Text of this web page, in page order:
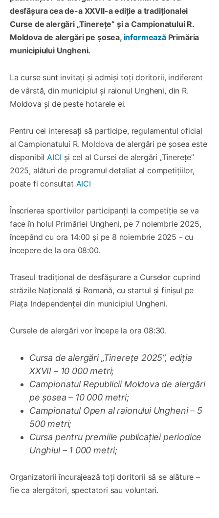
desfășura cea de-a XXVII-a ediție a tradiționalei
Curse de alergări „Tinerețe” și a Campionatului R.
Moldova de alergări pe șosea, informează Primăria
municipiului Ungheni.
La curse sunt invitați și admiși toți doritorii, indiferent
de vârstă, din municipiul și raionul Ungheni, din R.
Moldova și de peste hotarele ei.
Pentru cei interesați să participe, regulamentul oficial
al Campionatului R. Moldova de alergări pe șosea este
disponibilAICI și cel al Cursei de alergări „Tinerețe”
2025, alături de programul detaliat al competițiilor,
poate fi consultat AICI
Înscrierea sportivilor participanți la competiție se va
face în holul Primăriei Ungheni, pe 7 noiembrie 2025,
începând cu ora 14:00 și pe 8 noiembrie 2025 - cu
începere de la ora 08:00.
Traseul tradițional de desfășurare a Curselor cuprind
străzile Națională și Romană, cu startul și finișul pe
Piața Independenței din municipiul Ungheni.
Cursele de alergări vor începe la ora 08:30.
Cursa de alergări „Tinerețe 2025”, ediția
XXVII – 10 000 metri;
Campionatul Republicii Moldova de alergări
pe șosea – 10 000 metri;
Campionatul Open al raionului Ungheni – 5
500 metri;
Cursa pentru premiile publicației periodice
Unghiul – 1 000 metri;
Organizatorii încurajează toți doritorii să se alăture –
fie ca alergători, spectatori sau voluntari.